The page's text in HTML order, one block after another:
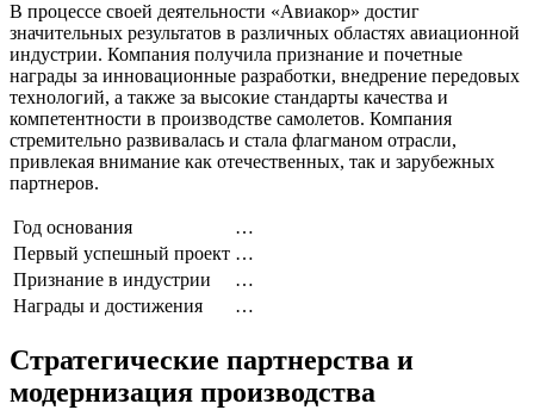
В процессе своей деятельности «Авиакор» достиг
значительных результатов в различных областях авиационной
индустрии. Компания получила признание и почетные
награды за инновационные разработки, внедрение передовых
технологий, а также за высокие стандарты качества и
компетентности в производстве самолетов. Компания
стремительно развивалась и стала флагманом отрасли,
привлекая внимание как отечественных, так и зарубежных
партнеров.
Год основания
…
Первый успешный проект …
Признание в индустрии
…
Награды и достижения
…
Стратегические партнерства и
модернизация производства